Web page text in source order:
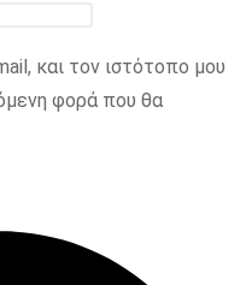
και τον ιστότοπο μου
φορά που θα